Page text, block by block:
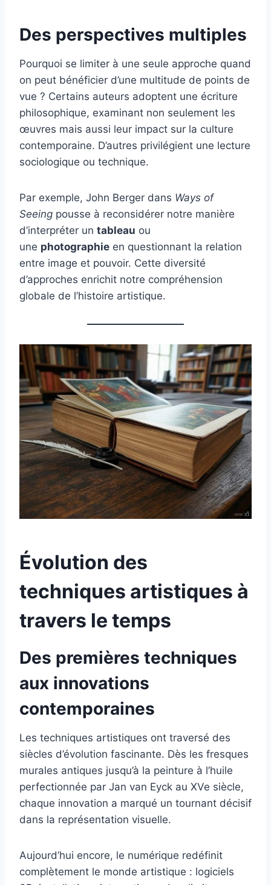
Des perspectives multiples
Pourquoi se limiter à une seule approche quand
on peut bénéficier d’une multitude de points de
vue ? Certains auteurs adoptent une écriture
philosophique, examinant non seulement les
œuvres mais aussi leur impact sur la culture
contemporaine. D’autres privilégient une lecture
sociologique ou technique.
Par exemple, John Berger dans Ways of
Seeing pousse à reconsidérer notre manière
d’interpréter un tableau ou
une photographie en questionnant la relation
entre image et pouvoir. Cette diversité
d’approches enrichit notre compréhension
globale de l’histoire artistique.
Évolution des
techniques artistiques à
travers le temps
Des premières techniques
aux innovations
contemporaines
Les techniques artistiques ont traversé des
siècles d’évolution fascinante. Dès les fresques
murales antiques jusqu’à la peinture à l’huile
perfectionnée par Jan van Eyck au XVe siècle,
chaque innovation a marqué un tournant décisif
dans la représentation visuelle.
Aujourd’hui encore, le numérique redéfinit
complètement le monde artistique : logiciels